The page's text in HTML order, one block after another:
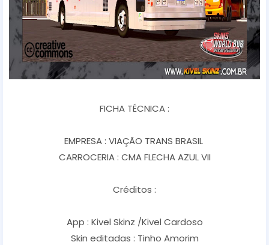
FICHA TÉCNICA :
EMPRESA : VIAÇÃO TRANS BRASIL
CARROCERIA : CMA FLECHA AZUL VII
Créditos :
App : Kivel Skinz /Kivel Cardoso
Skin editadas : Tinho Amorim